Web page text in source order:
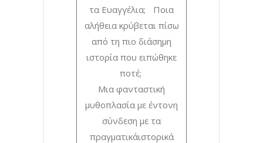
τα Ευαγγέλια; Ποια
αλήθεια κρύβεται πίσω
από τη πιο διάσημη
ιστορία που ειπώθηκε
ποτέ;
Μια φανταστική
μυθοπλασία με έντονη
σύνδεση με τα
πραγματικάιστορικά